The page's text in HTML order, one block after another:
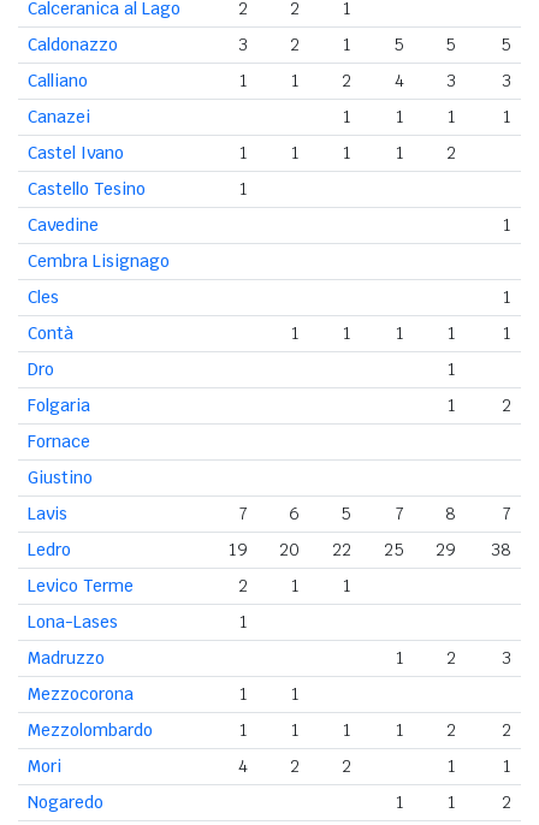
Calceranica al Lago 2 2
1
Caldonazzo
3 2 1 5 5
5
Calliano
1 1 2 4 3
3
Canazei
1 1 1
1
Castel Ivano
1 1 1 1
2
Castello Tesino
1
Cavedine
1
Cembra Lisignago
Cles
1
Contà
1 1 1 1
1
Dro
1
Folgaria
1
2
Fornace
Giustino
Lavis
7 6 5 7 8
7
Ledro
19 20 22 25 29
38
Levico Terme
2 1
1
Lona-Lases
1
Madruzzo
1 2
3
Mezzocorona
1
1
Mezzolombardo
1 1 1 1 2
2
Mori
4 2 2 1
1
Nogaredo
1 1
2